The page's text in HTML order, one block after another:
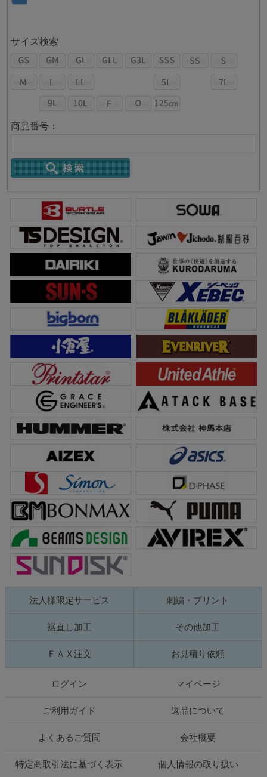
サイズ検索
商品番号：
法人様限定サービス 刺繍・プリント
裾直し加工 その他加工
ＦＡＸ注文 お見積り依頼
ログイン マイページ
ご利用ガイド 返品について
よくあるご質問 会社概要
特定商取引法に基づく表示 個人情報の取り扱い